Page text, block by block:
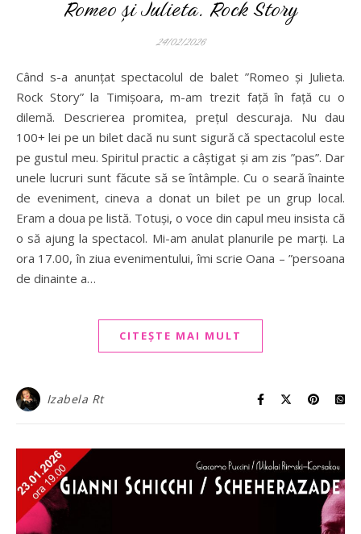
Romeo și Julieta. Rock Story
24/02/2026
Când s-a anunțat spectacolul de balet ”Romeo și Julieta.
Rock Story” la Timișoara, m-am trezit față în față cu o
dilemă. Descrierea promitea, prețul descuraja. Nu dau
100+ lei pe un bilet dacă nu sunt sigură că spectacolul este
pe gustul meu. Spiritul practic a câștigat și am zis ”pas”. Dar
unele lucruri sunt făcute să se întâmple. Cu o seară înainte
de eveniment, cineva a donat un bilet pe un grup local.
Eram a doua pe listă. Totuși, o voce din capul meu insista că
o să ajung la spectacol. Mi-am anulat planurile pe marți. La
ora 17.00, în ziua evenimentului, îmi scrie Oana – ”persoana
de dinainte a…
CITEȘTE MAI MULT
Izabela Rt